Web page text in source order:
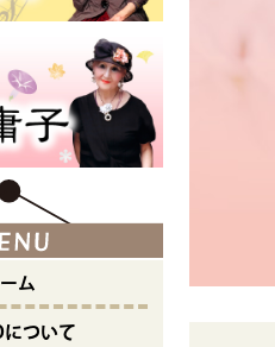
ム
について